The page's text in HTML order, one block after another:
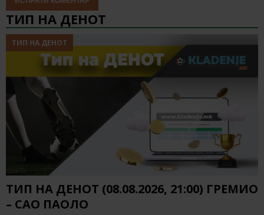
ТИП НА ДЕНОТ
ТИП НА ДЕНОТ
ТИП НА ДЕНОТ (08.08.2026, 21:00) ГРЕМИО
– САО ПАОЛО